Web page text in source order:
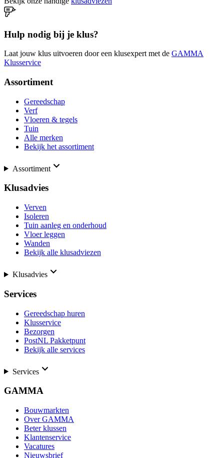
Hulp nodig bij je klus?
Laat jouw klus uitvoeren door een klusexpert met de GAMMA
Klusservice
Assortiment
Gereedschap
Verf
Vloeren & tegels
Tuin
Alle merken
Bekijk het assortiment
Assortiment
Klusadvies
Verven
Isoleren
Tuin aanleg en onderhoud
Vloer leggen
Wanden
Bekijk alle klusadviezen
Klusadvies
Services
Gereedschap huren
Klusservice
Bezorgen
PostNL Pakketpunt
Bekijk alle services
Services
GAMMA
Bouwmarkten
Over GAMMA
Beter klussen
Klantenservice
Vacatures
Nieuwsbrief